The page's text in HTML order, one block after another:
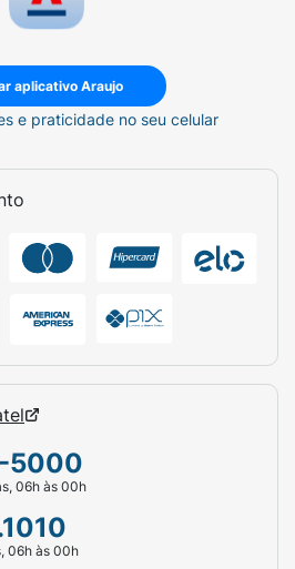
aplicativo Araujo
e praticidade no seu celular
5000
06h às 00h
06h às 00h